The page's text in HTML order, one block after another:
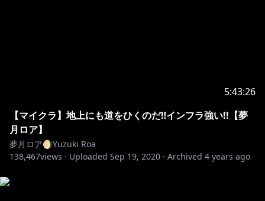
🦇イラスト🌙 #ロアート
🌖にじさんじ公式Twitter
5:43:26
【マイクラ】地上にも道をひくのだ‼インフラ強い!!【夢
月ロア】
夢月ロア🌖Yuzuki Roa
138,467views · Uploaded Sep 19, 2020 · Archived 4 years ago